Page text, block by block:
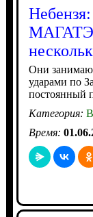
МАГАТЭ
Они
ударами по
постоянный
Категория:
Время: